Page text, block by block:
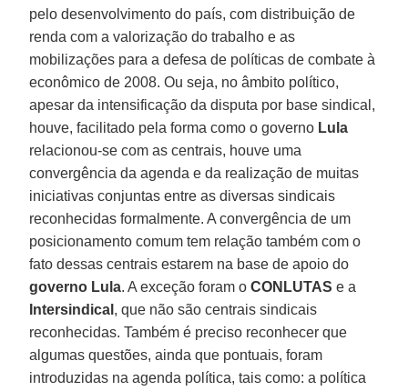
pelo desenvolvimento do país, com distribuição de
renda com a valorização do trabalho e as
mobilizações para a defesa de políticas de combate à
econômico de 2008. Ou seja, no âmbito político,
apesar da intensificação da disputa por base sindical,
houve, facilitado pela forma como o governo Lula
relacionou-se com as centrais, houve uma
convergência da agenda e da realização de muitas
iniciativas conjuntas entre as diversas sindicais
reconhecidas formalmente. A convergência de um
posicionamento comum tem relação também com o
fato dessas centrais estarem na base de apoio do
governo Lula. A exceção foram oCONLUTASe a
Intersindical , que não são centrais sindicais
reconhecidas. Também é preciso reconhecer que
algumas questões, ainda que pontuais, foram
introduzidas na agenda política, tais como: a política